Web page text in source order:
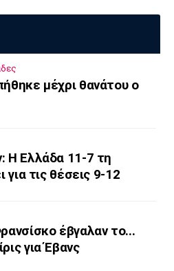
μέχρι θανάτου ο
Η Ελλάδα 11-7 τη
για τις θέσεις 9-12
έβγαλαν το...
για Έβανς